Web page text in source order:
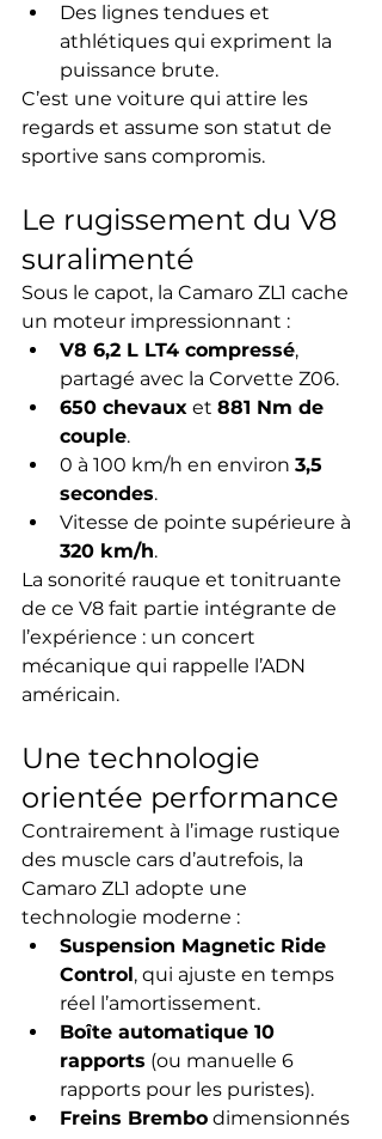
Des lignes tendues et
athlétiques qui expriment la
puissance brute.
C’est une voiture qui attire les
regards et assume son statut de
sportive sans compromis.
Le rugissement du V8
suralimenté
Sous le capot, la Camaro ZL1 cache
un moteur impressionnant :
V8 6,2 L LT4 compressé,
partagé avec la Corvette Z06.
650 chevaux et 881 Nm de
couple.
0 à 100 km/h en environ 3,5
secondes.
Vitesse de pointe supérieure à
320 km/h.
La sonorité rauque et tonitruante
de ce V8 fait partie intégrante de
l’expérience : un concert
mécanique qui rappelle l’ADN
américain.
Une technologie
orientée performance
Contrairement à l’image rustique
des muscle cars d’autrefois, la
Camaro ZL1 adopte une
technologie moderne :
Suspension Magnetic Ride
Control, qui ajuste en temps
réel l’amortissement.
Boîte automatique 10
rapports (ou manuelle 6
rapports pour les puristes).
Freins Brembo dimensionnés